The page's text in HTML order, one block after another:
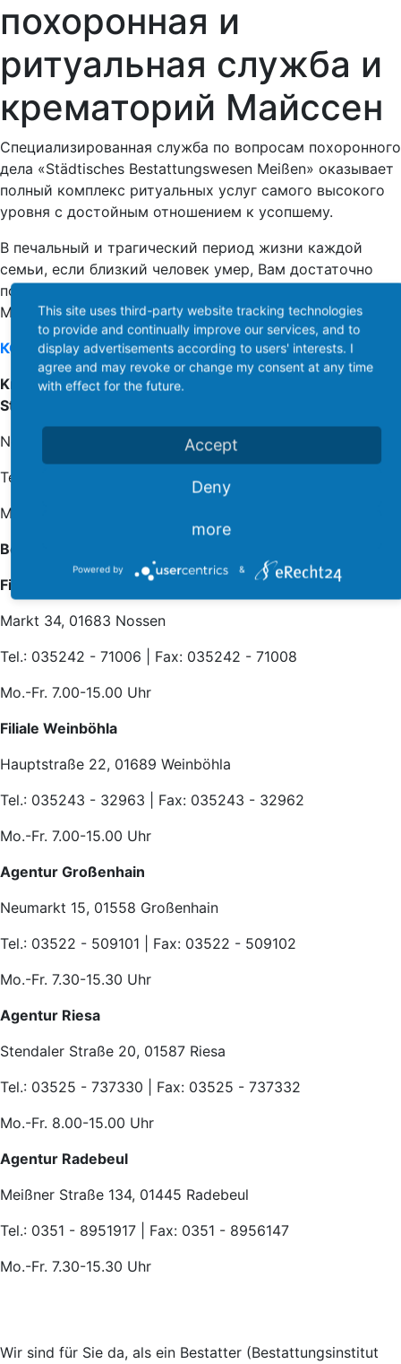
похоронная и
ритуальная служба и
крематорий Майссен
Специализированная служба по вопросам похоронного
дела «Städtisches Bestattungswesen Meißen» оказывает
полный комплекс ритуальных услуг самого высокого
уровня с достойным отношением к усопшему.
В печальный и трагический период жизни каждой
семьи, если близкий человек умер, Вам достаточно
позвонить по телефонам «Städtisches Bestattungswesen
Meißen»:
КОНТАКТЫ И ВРЕМЯ РАБОТЫ
Krematorium Meißen,
Städtisches Bestattungswesen
Nossener Straße 38, 01662 Meißen
Tel.: 03521 - 452077 | Fax: 03521 - 453123
Mo.-Fr. 7.00-15.00 Uhr
Bereitschaft:
Filiale Nossen
Markt 34, 01683 Nossen
Tel.: 035242 - 71006 | Fax: 035242 - 71008
Mo.-Fr. 7.00-15.00 Uhr
Filiale Weinböhla
Hauptstraße 22, 01689 Weinböhla
Tel.: 035243 - 32963 | Fax: 035243 - 32962
Mo.-Fr. 7.00-15.00 Uhr
Agentur Großenhain
Neumarkt 15, 01558 Großenhain
Tel.: 03522 - 509101 | Fax: 03522 - 509102
Mo.-Fr. 7.30-15.30 Uhr
Agentur Riesa
Stendaler Straße 20, 01587 Riesa
Tel.: 03525 - 737330 | Fax: 03525 - 737332
Mo.-Fr. 8.00-15.00 Uhr
Agentur Radebeul
Meißner Straße 134, 01445 Radebeul
Tel.: 0351 - 8951917 | Fax: 0351 - 8956147
Mo.-Fr. 7.30-15.30 Uhr
Wir sind für Sie da, als ein Bestatter (Bestattungsinstitut
This site uses third-party website tracking technologies
to provide and continually improve our services, and to
display advertisements according to users' interests. I
agree and may revoke or change my consent at any time
with effect for the future.
Accept
Deny
more
Powered by &